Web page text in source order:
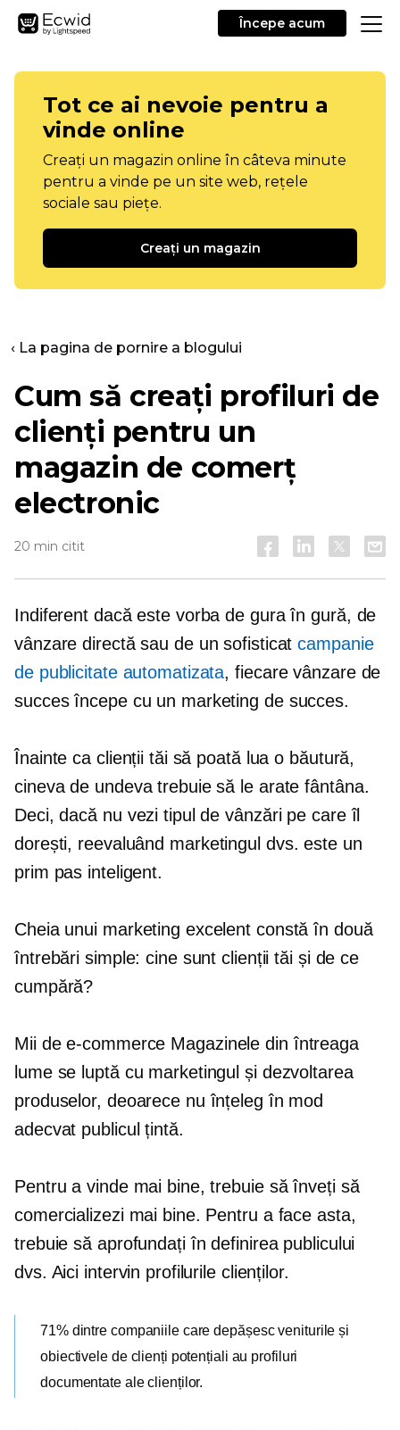
Începe acum
Tot ce ai nevoie pentru a
vinde online
Creați un magazin online în câteva minute
pentru a vinde pe un site web, rețele
sociale sau piețe.
Creați un magazin
‹ La pagina de pornire a blogului
Cum să creați profiluri de
clienți pentru un
magazin de comerț
electronic
20 min citit
Indiferent dacă este vorba de gura în gură, de
vânzare directă sau de un sofisticatcampanie
de publicitate automatizata, fiecare vânzare de
succes începe cu un marketing de succes.
Înainte ca clienții tăi să poată lua o băutură,
cineva de undeva trebuie să le arate fântâna.
Deci, dacă nu vezi tipul de vânzări pe care îl
dorești, reevaluând marketingul dvs. este un
prim pas inteligent.
Cheia unui marketing excelent constă în două
întrebări simple: cine sunt clienții tăi și de ce
cumpără?
Mii dee-commerce Magazinele din întreaga
lume se luptă cu marketingul și dezvoltarea
produselor, deoarece nu înțeleg în mod
adecvat publicul țintă.
Pentru a vinde mai bine, trebuie să înveți să
comercializezi mai bine. Pentru a face asta,
trebuie să aprofundați în definirea publicului
dvs. Aici intervin profilurile clienților.
71% dintre companiile care depășesc veniturile și
obiectivele de clienți potențiali au profiluri
documentate ale clienților.